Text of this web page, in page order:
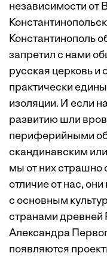
независимости от
Константинополь
запретил с нами
русская церковь и
практически
изоляции. И если
развитию шли
периферийными
скандинавским
мы от них страшно
отличие от нас,
с основным
странами
Александра
появляются